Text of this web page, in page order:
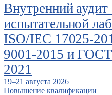
Внутренний
испытательной
ISO/IEC 17025-
9001-2015 и
2021
19–21 августа 2026
Повышение квалификации